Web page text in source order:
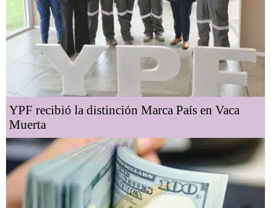
YPF recibió la distinción Marca País en Vaca
Muerta